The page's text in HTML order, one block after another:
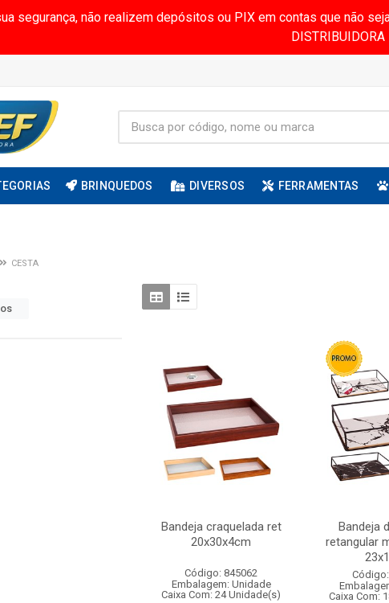
segurança, não realizem depósitos ou PIX em contas que não
DISTRIBUIDORA
BRINQUEDOS DIVERSOS FERRAMENTAS
CESTA
Bandeja craquelada ret
20x30x4cm
Código: 845062
Embalagem: Unidade
Caixa Com: 24 Unidade(s)
Bandeja
retangular
Caixa Com: